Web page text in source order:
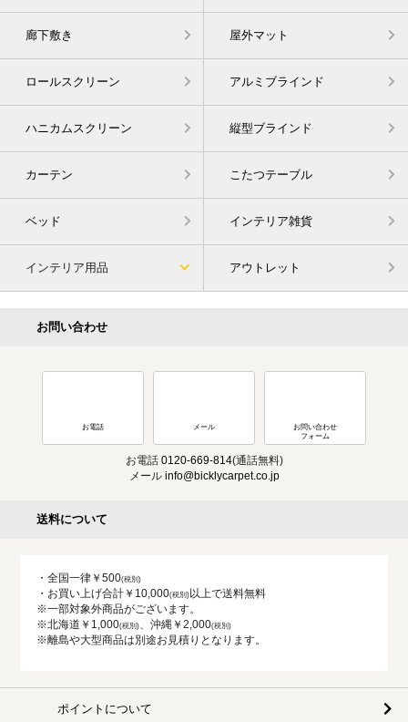
廊下敷き 屋外マット
ロールスクリーン アルミブラインド
ハニカムスクリーン 縦型ブラインド
カーテン こたつテーブル
ベッド インテリア雑貨
インテリア用品 アウトレット
お問い合わせ
お電話 メール
お問い合わせ
フォーム
お電話 0120-669-814(通話無料)
メール info@bicklycarpet.co.jp
送料について
・全国一律￥500
・お買い上げ合計￥10,000
以上で送料無料
※一部対象外商品がございます。
※北海道￥1,000
、沖縄￥2,000
※離島や大型商品は別途お見積りとなります。
ポイントについて